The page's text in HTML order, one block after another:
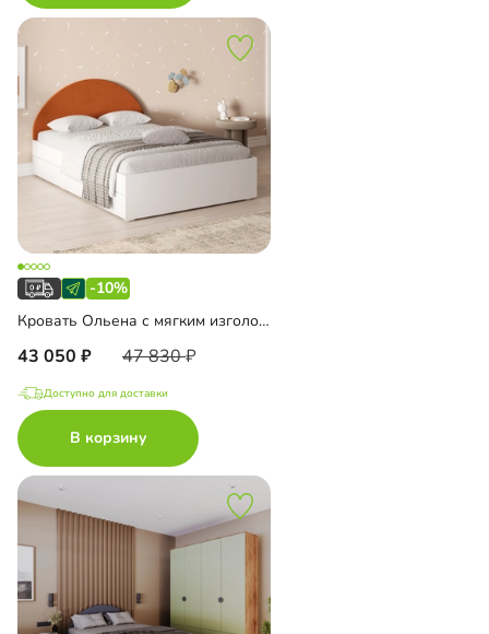
-10%
Кровать Ольена с мягким изголовьем
43 050 47 830
Доступно для доставки
В корзину